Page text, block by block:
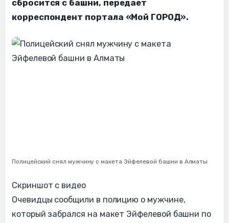
сбросится с башни, передаёт
корреспондент портала «Мой ГОРОД».
Полицейский снял мужчину с макета Эйфелевой башни в Алматы
Скриншот с видео
Очевидцы сообщили в полицию о мужчине,
который забрался на макет Эйфелевой башни по